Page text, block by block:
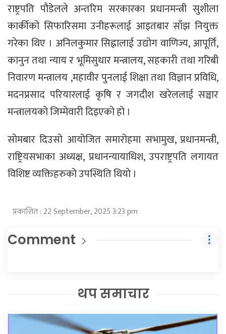
राष्ट्रपति पौडेलले अन्तरिम सरकारका प्रधानमन्त्री सुशीला
कार्कीको सिफारिसमा उनीहरूलाई आइतबार साँझ नियुक्त
गरेका थिए । अनिलकुमार सिह्नालाई उद्योग वाणिज्य, आपूर्ति,
कानुन तथा न्याय र भूमिसुधार मन्त्रालय, सहकारी तथा गरिबी
निवारण मन्त्रालय ,महावीर पुनलाई शिक्षा तथा विज्ञान प्रविधि,
मदनप्रसाद परियारलाई कृषि र जगदीश खरेललाई सञ्चार
मन्त्रालयको जिम्मेवारी दिइएको हो ।
सोमबार दिउसो आयोजित समारोहमा सभामुख, प्रधानमन्त्री,
राष्ट्रियसभाका अध्यक्ष, प्रधानन्यायाधिश, उपराष्ट्रपति लगायत
विशिष्ट व्यक्तिहरुको उपस्थिति थियो ।
प्रकाशित : 22 September, 2025 3:23 pm
Comment
थप समाचार